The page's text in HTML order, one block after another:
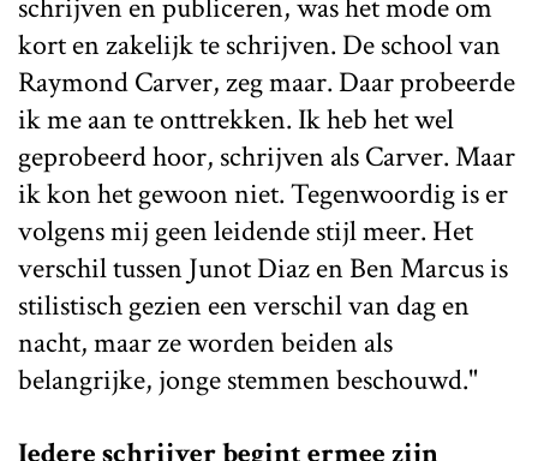
kort en zakelijk te schrijven. De school van
Raymond Carver, zeg maar. Daar probeerde
ik me aan te onttrekken. Ik heb het wel
geprobeerd hoor, schrijven als Carver. Maar
ik kon het gewoon niet. Tegenwoordig is er
volgens mij geen leidende stijl meer. Het
verschil tussen Junot Diaz en Ben Marcus is
stilistisch gezien een verschil van dag en
nacht, maar ze worden beiden als
belangrijke, jonge stemmen beschouwd."
Iedere schrijver begint ermee zijn